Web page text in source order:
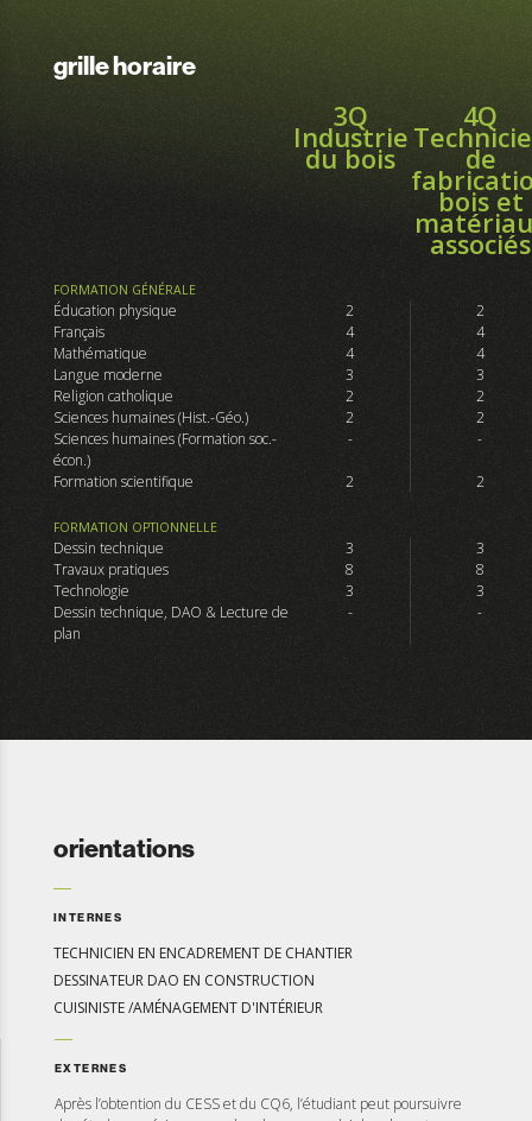
grille horaire
3Q
Industrie
du bois
4Q
de
bois et
associés
FORMATION GÉNÉRALE
Éducation physique 2
2
Français
4
4
Mathématique
4
4
Langue moderne
3
3
Religion catholique
2
2
Sciences humaines (Hist.-Géo.)
2
2
Sciences humaines (Formation soc.-
écon.)
- -
Formation scientifique 2 2
FORMATION OPTIONNELLE
Dessin technique 3
3
Travaux pratiques
8
8
Technologie
3
3
Dessin technique, DAO & Lecture de
plan
- -
orientations
INTERNES
TECHNICIEN EN ENCADREMENT DE CHANTIER
DESSINATEUR DAO EN CONSTRUCTION
CUISINISTE /AMÉNAGEMENT D'INTÉRIEUR
EXTERNES
Après l’obtention du CESS et du CQ6, l’étudiant peut poursuivre